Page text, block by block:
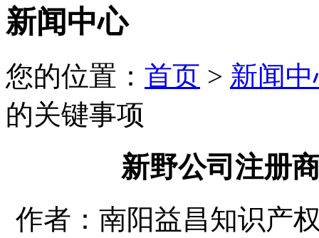
新闻中心
您的位置： 首页 > 新闻
的关键事项
新野公司注册
作者：南阳益昌知识产